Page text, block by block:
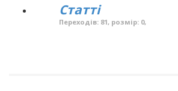
Статті
Переходів: 81, розмір: 0,